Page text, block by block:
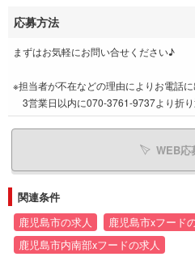
応募方法
まずはお気軽にお問い合せください♪
※担当者が不在などの理由によりお電話に
3営業日以内に070-3761-9737より折り
WEB応
関連条件
鹿児島市の求人 鹿児島市xフード
鹿児島市内南部xフードの求人